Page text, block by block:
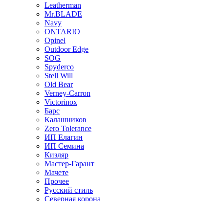
Leatherman
Mr.BLADE
Navy
ONTARIO
Opinel
Outdoor Edge
SOG
Spyderco
Stell Will
Old Bear
Verney-Carron
Victorinox
Барс
Калашников
Zero Tolerance
ИП Елагин
ИП Семина
Кизляр
Мастер-Гарант
Мачете
Прочее
Русский стиль
Северная корона